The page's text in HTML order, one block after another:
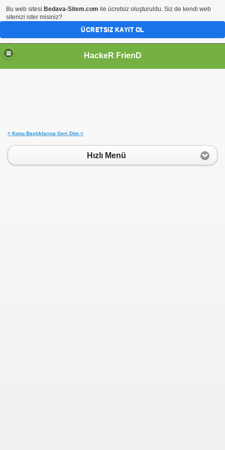
HackeR FrienD
< Konu Başlıklarına Geri Dön <
Hızlı Menü
Bu web sitesi Bedava-Sitem.com ile ücretsiz oluşturuldu. Siz de kendi web
sitenizi ister misiniz?
ÜCRETSIZ KAYIT OL